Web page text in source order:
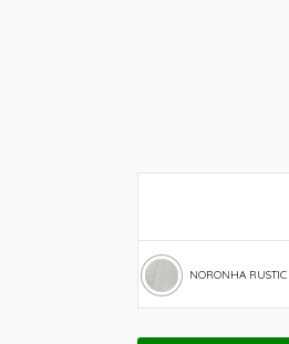
NORONHA RUSTIC